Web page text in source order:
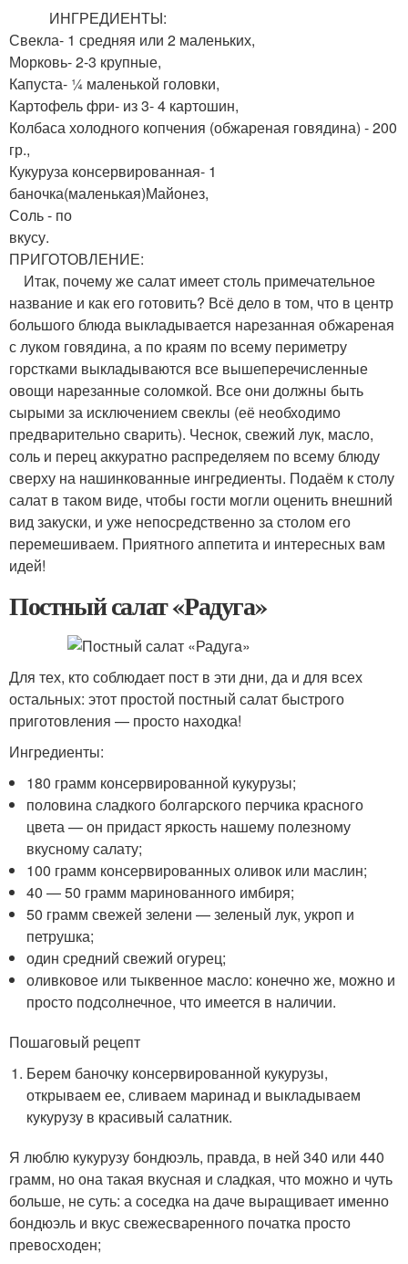
ИНГРЕДИЕНТЫ:
Свекла- 1 средняя или 2 маленьких,
Морковь- 2-3 крупные,
Капуста- ¼ маленькой головки,
Картофель фри- из 3- 4 картошин,
Колбаса холодного копчения (обжареная говядина) - 200
гр.,
Кукуруза консервированная- 1
баночка(маленькая)Майонез,
Соль - по
ПРИГОТОВЛЕНИЕ:
Итак, почему же салат имеет столь примечательное
название и как его готовить? Всё дело в том, что в центр
большого блюда выкладывается нарезанная обжареная
с луком говядина, а по краям по всему периметру
горстками выкладываются все вышеперечисленные
овощи нарезанные соломкой. Все они должны быть
сырыми за исключением свеклы (её необходимо
предварительно сварить). Чеснок, свежий лук, масло,
соль и перец аккуратно распределяем по всему блюду
сверху на нашинкованные ингредиенты. Подаём к столу
салат в таком виде, чтобы гости могли оценить внешний
вид закуски, и уже непосредственно за столом его
перемешиваем. Приятного аппетита и интересных вам
идей!
Постный салат «Радуга»
Для тех, кто соблюдает пост в эти дни, да и для всех
остальных: этот простой постный салат быстрого
приготовления — просто находка!
Ингредиенты:
180 грамм консервированной кукурузы;
половина сладкого болгарского перчика красного
цвета — он придаст яркость нашему полезному
вкусному салату;
100 грамм консервированных оливок или маслин;
40 — 50 грамм маринованного имбиря;
50 грамм свежей зелени — зеленый лук, укроп и
петрушка;
один средний свежий огурец;
оливковое или тыквенное масло: конечно же, можно и
просто подсолнечное, что имеется в наличии.
Пошаговый рецепт
Берем баночку консервированной кукурузы,
открываем ее, сливаем маринад и выкладываем
кукурузу в красивый салатник.
Я люблю кукурузу бондюэль, правда, в ней 340 или 440
грамм, но она такая вкусная и сладкая, что можно и чуть
больше, не суть: а соседка на даче выращивает именно
бондюэль и вкус свежесваренного початка просто
превосходен;